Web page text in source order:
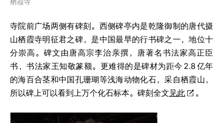
寺院前广场两侧有碑刻。西侧碑亭内是乾隆御制的唐代摄
山栖霞寺明征君之碑，是中国最早的行书碑之一，地位十
分崇高。碑文由唐高宗李治亲撰，唐著名书法家高正臣
书，书法家王知敬篆额。更难得的是碑材为距今 2.8 亿年
的海百合茎和中国孔珊瑚等浅海动物化石，采自栖霞山，
所以碑上可以看到上万个化石标本。碑刻全文 见此 。